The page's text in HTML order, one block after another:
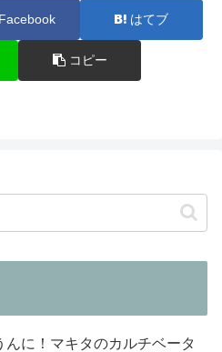
Facebook はてブ
コピー
んに！マキタのカルチベータ